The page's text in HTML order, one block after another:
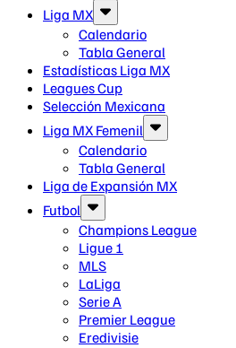
Liga MX
Calendario
Tabla General
Estadísticas Liga MX
Leagues Cup
Selección Mexicana
Liga MX Femenil
Calendario
Tabla General
Liga de Expansión MX
Futbol
Champions League
Ligue 1
MLS
LaLiga
Serie A
Premier League
Eredivisie